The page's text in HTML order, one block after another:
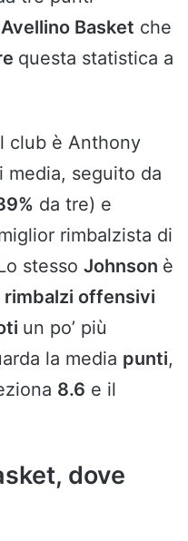
Avellino Basket che
questa statistica a
club è Anthony
media, seguito da
da tre) e
rimbalzista di
stesso Johnson è
rimbalzi offensivi
un po’ più
la media punti,
8.6 e il
dove